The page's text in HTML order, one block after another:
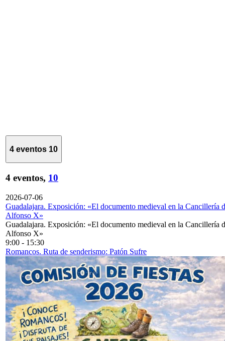
4 eventos 10
4 eventos, 10
2026-07-06
Guadalajara. Exposición: «El documento medieval en la Cancillería
Alfonso X»
Guadalajara. Exposición: «El documento medieval en la Cancillería
Alfonso X»
9:00 - 15:30
Romancos. Ruta de senderismo: Patón Sufre